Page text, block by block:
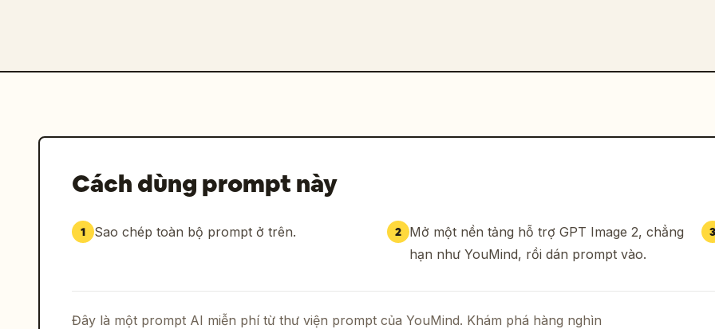
Cách dùng prompt này
1 Sao chép toàn bộ prompt ở trên. 2 Mở một nền tảng hỗ trợ GPT Image 2, chẳng
hạn như YouMind, rồi dán prompt vào.
3
Đây là một prompt AI miễn phí từ thư viện prompt của YouMind. Khám phá hàng nghìn